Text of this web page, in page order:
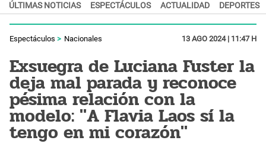
ÚLTIMAS NOTICIAS ESPECTÁCULOS ACTUALIDAD DEPORTES
Espectáculos Nacionales 13 AGO 2024 | 11:47 H
Exsuegra de Luciana Fuster la
deja mal parada y reconoce
pésima relación con la
modelo: "A Flavia Laos sí la
tengo en mi corazón"